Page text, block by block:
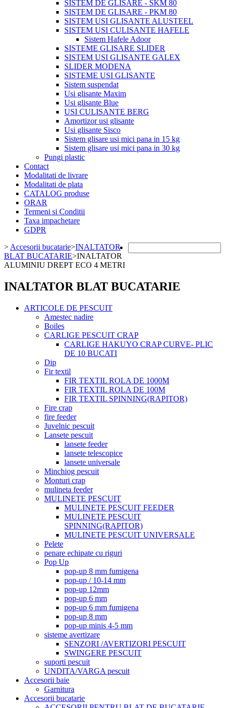
SISTEM DE GLISARE - SKM 80
SISTEM DE GLISARE - PKM 80
SISTEM USI GLISANTE ALUSTEEL
SISTEM USI CULISANTE HAFELE
Sistem Hafele Adoor
SISTEME GLISARE SLIDER
SISTEM USI GLISANTE GALEX
SLIDER MODENA
SISTEME USI GLISANTE
Sistem suspendat
Usi glisante Maxim
Usi glisante Blue
USI CULISANTE BERG
Amortizor usi glisante
Usi glisante Sisco
Sistem glisare usi mici pana in 15 kg
Sistem glisare usi mici pana in 30 kg
Pungi plastic
Contact
Modalitati de livrare
Modalitati de plata
CATALOG produse
ORAR
Termeni si Conditii
Taxa impachetare
GDPR
> Accesorii bucatarie>INALTATOR
BLAT BUCATARIE>INALTATOR
ALUMINIU DREPT ECO 4 METRI
INALTATOR BLAT BUCATARIE
ARTICOLE DE PESCUIT
Amestec nadire
Boiles
CARLIGE PESCUIT CRAP
CARLIGE HAKUYO CRAP CURVE- PLIC
DE 10 BUCATI
Dip
Fir textil
FIR TEXTIL ROLA DE 1000M
FIR TEXTIL ROLA DE 100M
FIR TEXTIL SPINNING(RAPITOR)
Fire crap
fire feeder
Juvelnic pescuit
Lansete pescuit
lansete feeder
lansete telescopice
lansete universale
Minchiog pescuit
Monturi crap
mulineta feeder
MULINETE PESCUIT
MULINETE PESCUIT FEEDER
MULINETE PESCUIT
SPINNING(RAPITOR)
MULINETE PESCUIT UNIVERSALE
Pelete
penare echipate cu riguri
Pop Up
pop-up 8 mm fumigena
pop-up / 10-14 mm
pop-up 12mm
pop-up 6 mm
pop-up 6 mm fumigena
pop-up 8 mm
pop-up minis 4-5 mm
sisteme avertizare
SENZORI /AVERTIZORI PESCUIT
SWINGERE PESCUIT
suporti pescuit
UNDITA/VARGA pescuit
Accesorii baie
Garnitura
Accesorii bucatarie